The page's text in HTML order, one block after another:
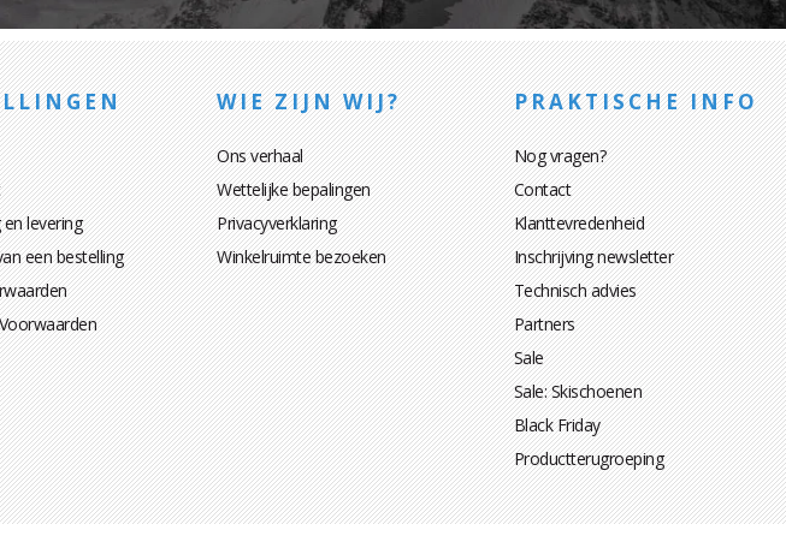
levering
een bestelling
WIE ZIJN WIJ?
Ons verhaal
Wettelijke bepalingen
Privacyverklaring
Winkelruimte bezoeken
PRAKTISCHE INFO
Nog vragen?
Contact
Klanttevredenheid
Inschrijving newsletter
Technisch advies
Partners
Sale
Sale: Skischoenen
Black Friday
Productterugroeping